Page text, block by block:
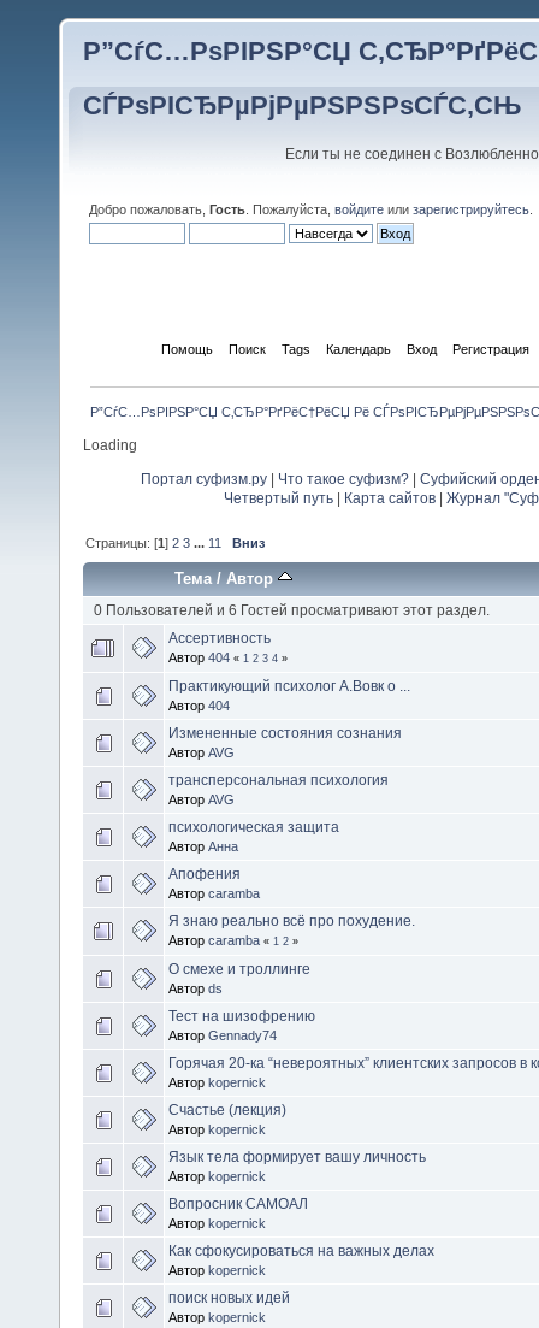
Р”СѓС…РѕРІРЅР°СЏ
СЃРѕРІСЂРµРјРµРЅРЅРѕСЃС‚СЊ
Если ты не соединен с
Добро пожаловать, Гость . Пожалуйста, войдите или зарегистрируйтесь
Помощь Поиск Tags Календарь Вход Регистрация
Р”СѓС…РѕРІРЅР°СЏ С‚СЂР°РґРёС†РёСЏ Рё
Loading
Портал суфизм.ру Что такое суфизм?
Суфийский
Четвертый путь| Карта сайтов| Журнал
Страницы: [1]2 3 ...11 Вниз
Тема/Автор
0 Пользователей и 6 Гостей просматривают этот раздел.
Ассертивность
Автор 404 « 1 2 3 4 »
Практикующий психолог А.Вовк о ...
Автор 404
Измененные состояния сознания
Автор AVG
трансперсональная психология
Автор AVG
психологическая защита
Автор Aннa
Апофения
Автор caramba
Я знаю реально всё про похудение.
Автор caramba « 1 2 »
О смехе и троллинге
Автор ds
Тест на шизофрению
Автор Gennady74
Горячая 20-ка “невероятных” клиентских запросов в
Автор kopernick
Счастье (лекция)
Автор kopernick
Язык тела формирует вашу личность
Автор kopernick
Вопросник САМОАЛ
Автор kopernick
Как сфокусироваться на важных делах
Автор kopernick
поиск новых идей
Автор kopernick